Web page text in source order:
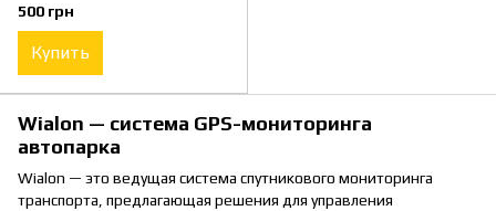
Wialon — система GPS-мониторинга
автопарка
Wialon — это ведущая система спутникового мониторинга
транспорта, предлагающая решения для управления
500 грн
Купить